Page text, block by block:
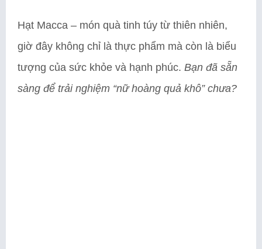
Hạt Macca – món quà tinh túy từ thiên nhiên,
giờ đây không chỉ là thực phẩm mà còn là biểu
tượng của sức khỏe và hạnh phúc. Bạn đã sẵn
sàng để trải nghiệm “nữ hoàng quả khô” chưa?